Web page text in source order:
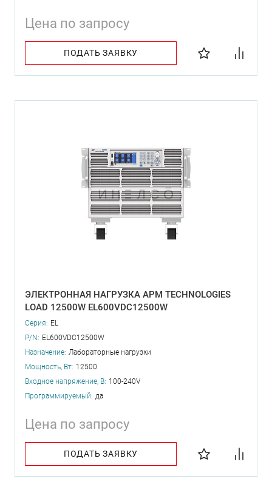
Цена по запросу
ПОДАТЬ ЗАЯВКУ
ЭЛЕКТРОННАЯ НАГРУЗКА APM TECHNOLOGIES
LOAD 12500W EL600VDC12500W
Серия: EL
P/N: EL600VDC12500W
Назначение: Лабораторные нагрузки
Мощность, Вт: 12500
Входное напряжение, В: 100-240V
Программируемый: да
Цена по запросу
ПОДАТЬ ЗАЯВКУ